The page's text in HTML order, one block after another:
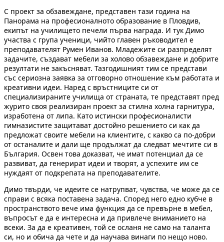
С проект за обзавеждане, представен тази година на
Панорама на професионалното образование в Пловдив,
екипът на училището печели първа награда. И тук Димо
участва с група ученици, чийто главен ръководител е
преподавателят Румен Иванов. Младежите си разпределят
задачите, създават мебели за холово обзавеждане и добрите
резултати не закъсняват. Тазгодишният тим се представи
със сериозна заявка за отговорно отношение към работата и
креативни идеи. Наред с връстниците си от
специализираните училища от страната, те представят пред
журито своя реализиран проект за стилна холна гарнитура,
изработена от липа. Като истински професионалисти
гимназистите защитават достойно решението си как да
предложат своите мебели на клиентите, с какво са по-добри
от останалите и дали ще продължат да следват мечтите си в
България. Освен това доказват, че имат потенциал да се
развиват, да генерират идеи и творят, а успехите им се
нуждаят от подкрепата на преподавателите.
Димо твърди, че идеите се натрупват, чувства, че може да се
справи с всяка поставена задача. Според него едно кубче в
пространството вече има функция да се превърне в мебел,
въпросът е да е интересна и да привлече вниманието на
всеки. За да е креативен, той се осланя не само на таланта
си, но и обича да чете и да научава винаги по нещо ново.